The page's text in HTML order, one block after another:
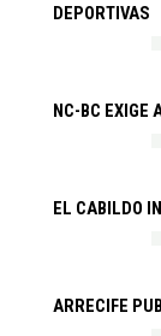
DEPORTIVAS
NC-BC EXIGE
EL CABILDO
ARRECIFE